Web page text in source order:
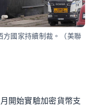
方國家持續制裁。（美聯
開始實驗加密貨幣支